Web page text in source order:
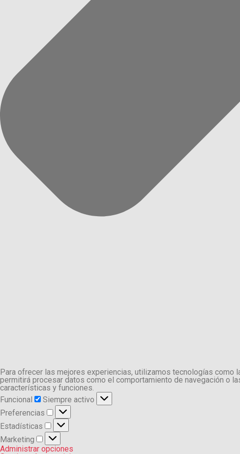
Para ofrecer las mejores experiencias, utilizamos tecnologías
permitirá procesar datos como el comportamiento de navegación o
características y funciones.
Funcional
Funcional
Siempre activo
Preferencias
Preferencias
Estadísticas
Estadísticas
Marketing
Marketing
Administrar opciones